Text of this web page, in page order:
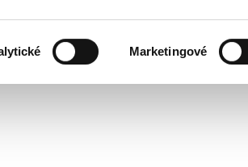
Marketingové